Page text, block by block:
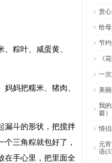
粽叶、咸蛋黄、
妈把糯米、猪肉、
漏斗的形状，把搅拌
三角粽就包好了，
在手心里，把里面全
赏
给
节
《
一
美
我
篇）
情
元
语